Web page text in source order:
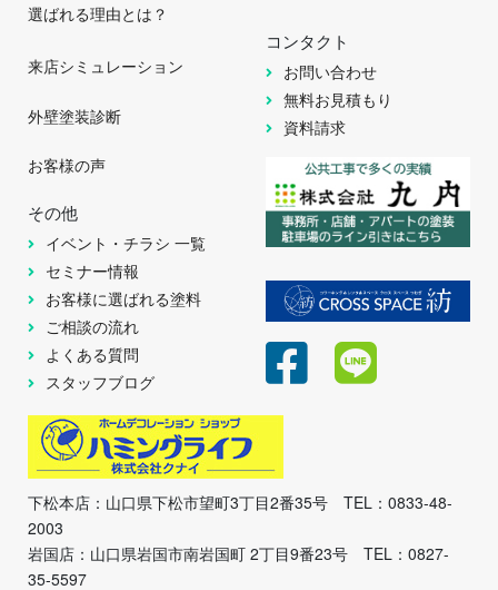
選ばれる理由とは？
来店シミュレーション
外壁塗装診断
お客様の声
その他
イベント・チラシ 一覧
セミナー情報
お客様に選ばれる塗料
ご相談の流れ
よくある質問
スタッフブログ
コンタクト
お問い合わせ
無料お見積もり
資料請求
下松本店：山口県下松市望町3丁目2番35号 TEL：0833-48-
2003
岩国店：山口県岩国市南岩国町 2丁目9番23号 TEL：0827-
35-5597